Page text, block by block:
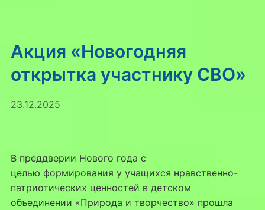
Акция «Новогодняя
открытка участнику СВО»
23.12.2025
В преддверии Нового года с
целью формирования у учащихся нравственно-
патриотических ценностей в детском
объединении «Природа и творчество» прошла